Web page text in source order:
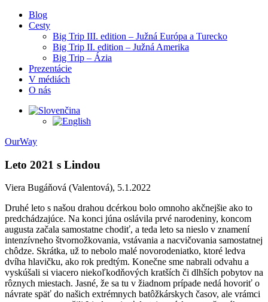
Blog
Cesty
Big Trip III. edition – Južná Európa a Turecko
Big Trip II. edition – Južná Amerika
Big Trip – Ázia
Prezentácie
V médiách
O nás
OurWay
Leto 2021 s Lindou
Viera Bugáňová (Valentová), 5.1.2022
Druhé leto s našou drahou dcérkou bolo omnoho akčnejšie ako to
predchádzajúce. Na konci júna oslávila prvé narodeniny, koncom
augusta začala samostatne chodiť, a teda leto sa nieslo v znamení
intenzívneho štvornožkovania, vstávania a nacvičovania samostatnej
chôdze. Skrátka, už to nebolo malé novorodeniatko, ktoré ledva
dvíha hlavičku, ako rok predtým. Konečne sme nabrali odvahu a
vyskúšali si viacero niekoľkodňových kratších či dlhších pobytov na
rôznych miestach. Jasné, že sa tu v žiadnom prípade nedá hovoriť o
návrate späť do našich extrémnych batôžkárskych časov, ale vrámci